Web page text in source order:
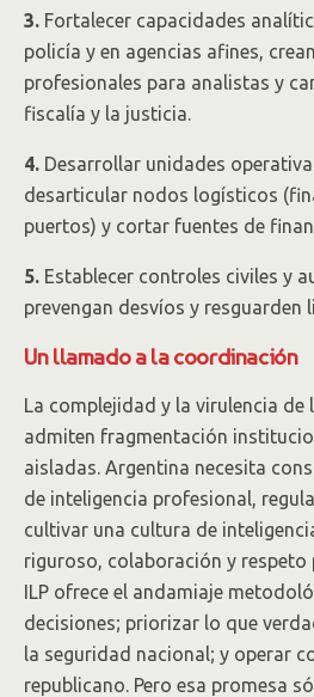
3. Fortalecer capacidades
policía y en agencias afines,
profesionales para analistas y
fiscalía y la justicia.
4. Desarrollar unidades
desarticular nodos logísticos
puertos) y cortar fuentes de
5. Establecer controles civiles y
prevengan desvíos y resguarden
Un llamado a la coordinación
La complejidad y la virulencia de
admiten fragmentación
aisladas. Argentina necesita
de inteligencia profesional,
cultivar una cultura de
riguroso, colaboración y respeto
ILP ofrece el andamiaje
decisiones; priorizar lo que
la seguridad nacional; y operar
republicano. Pero esa promesa